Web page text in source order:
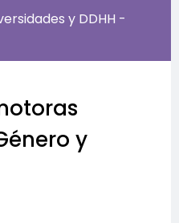
y DDHH -
y